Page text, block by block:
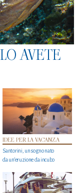
AVETE
IDEE PER LA VACANZA
Santorini, un sogno nato
da un’eruzione da incubo